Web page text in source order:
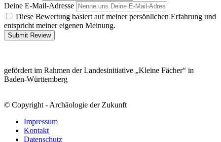
Deine E-Mail-Adresse
Diese Bewertung basiert auf meiner persönlichen Erfahrung und
entspricht meiner eigenen Meinung.
Submit Review
gefördert im Rahmen der Landesinitiative „Kleine Fächer“ in
Baden-Württemberg
© Copyright - Archäologie der Zukunft
Impressum
Kontakt
Datenschutz